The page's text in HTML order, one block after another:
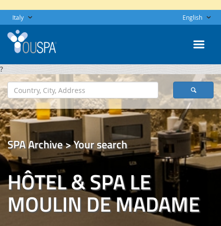
Italy English
?
SPA Archive > Your search
HÔTEL & SPA LE
MOULIN DE MADAME